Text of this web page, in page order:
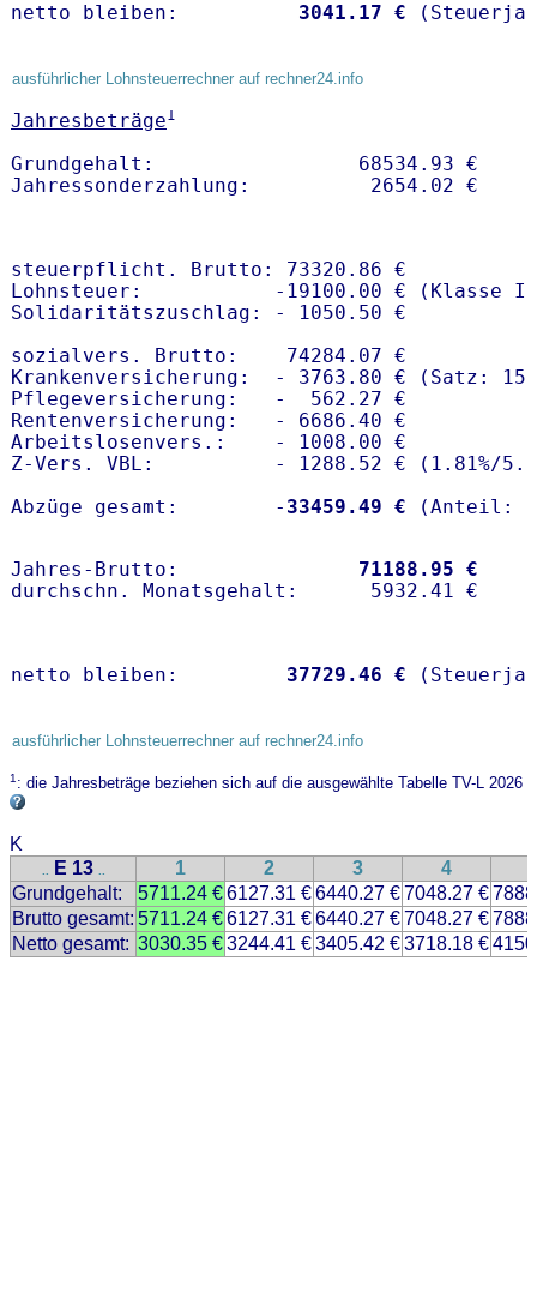
netto bleiben: 3041.17 €
ausführlicher Lohnsteuerrechner auf rechner24.info
Jahresbeträge1
Grundgehalt:                 68534.93 €
steuerpflicht. Brutto: 73320.86 €
Lohnsteuer:           -19100.00 € (Klasse I)
Solidaritätszuschlag: - 1050.50 €
sozialvers. Brutto:    74284.07 €
Krankenversicherung:  - 3763.80 € (Satz:
Pflegeversicherung:   -  562.27 €
Rentenversicherung:   - 6686.40 €
Arbeitslosenvers.:    - 1008.00 €
Z-Vers. VBL:          - 1288.52 € ( 1.81%/
Abzüge gesamt:        - 33459.49 €
Jahres-Brutto: 71188.95 €
netto bleiben: 37729.46 €
ausführlicher Lohnsteuerrechner auf rechner24.info
1: die Jahresbeträge beziehen sich auf die ausgewählte Tabelle TV-L 2026
K
.. E 13 .. 1 2 3 4
Grundgehalt:
5711.24 €6127.31 €6440.27 €7048.27 €
Brutto gesamt: 5711.24 €6127.31 €6440.27 €7048.27 €
Netto gesamt: 3030.35 €3244.41 €3405.42 €3718.18 €